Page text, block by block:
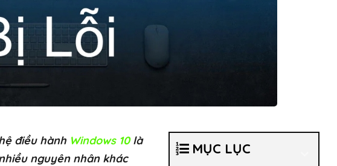
MỤC LỤC
điều hành Windows 10là
nguyên nhân khác